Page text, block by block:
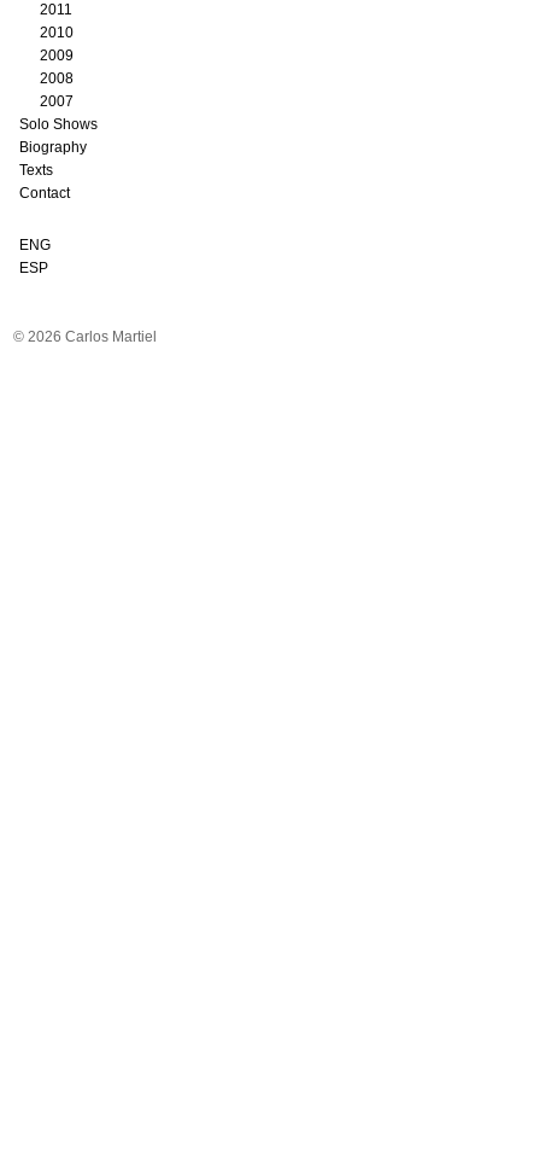
2011
2010
2009
2008
2007
Solo Shows
Biography
Texts
Contact
ENG
ESP
© 2026 Carlos Martiel